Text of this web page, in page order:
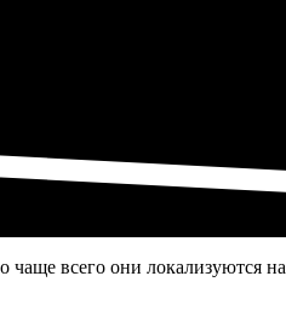
чаще всего они локализуются на